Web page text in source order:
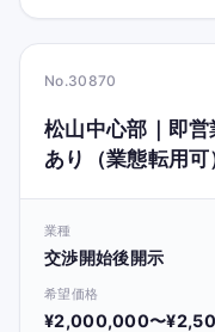
No.30870
松山中心部｜即
あり（業態転用可
業種
交渉開始後開示
希望価格
¥2,000,000〜